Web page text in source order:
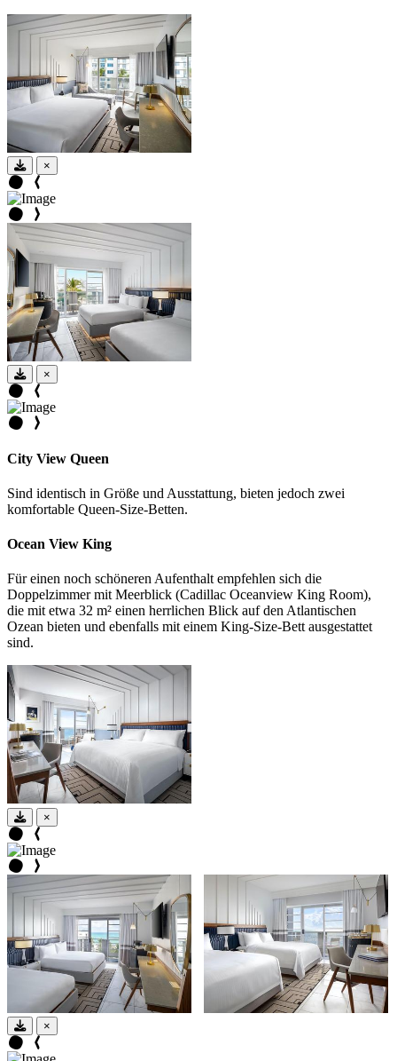
×
×
City View Queen
Sind identisch in Größe und Ausstattung, bieten jedoch zwei
komfortable Queen-Size-Betten.
Ocean View King
Für einen noch schöneren Aufenthalt empfehlen sich die
Doppelzimmer mit Meerblick (Cadillac Oceanview King Room),
die mit etwa 32 m² einen herrlichen Blick auf den Atlantischen
Ozean bieten und ebenfalls mit einem King-Size-Bett ausgestattet
sind.
×
×